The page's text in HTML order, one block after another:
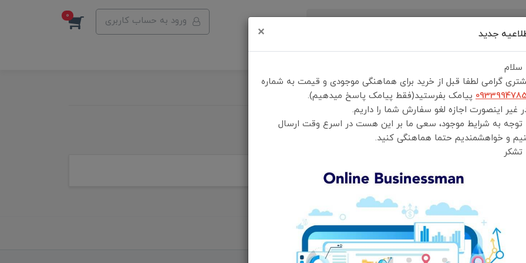
ورود به حساب کاربری 0
نمایش وجود ندارد.
جانبی کامپیوتر ست ماوس و کیبورد
محبوب‌ترین گران‌ترین
برگشت به بالا
جدید ×
سلام
گرامی لطفا قبل از خرید برای هماهنگی موجودی و قیمت به شماره
پیامک بفرستید(فقط پیامک پاسخ میدهیم).
غیر اینصورت اجازه لغو سفارش شما را داریم.
توجه به شرایط موجود، سعی ما بر این هست در اسرع وقت ارسال
و خواهشمندیم حتما هماهنگی کنید.
تشکر